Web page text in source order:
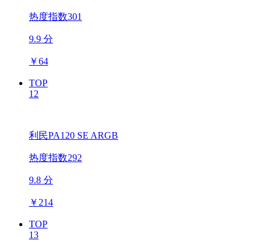
热度指数301
9.9 分
￥64
TOP
12
利民PA120 SE ARGB
热度指数292
9.8 分
￥ 214
TOP
13